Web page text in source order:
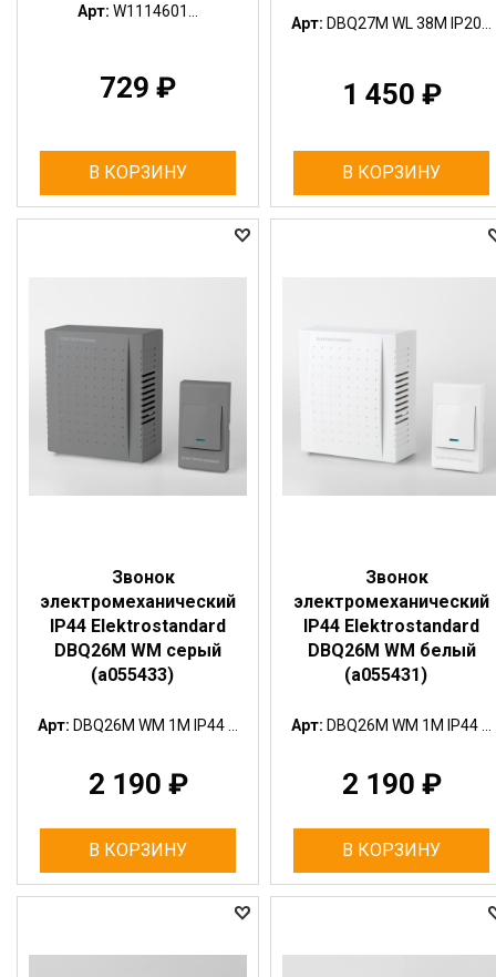
Арт: W1114601...
729 ₽
В КОРЗИНУ
Арт: DBQ27M WL 38M IP20...
1 450 ₽
В КОРЗИНУ
Звонок
электромеханический
IP44 Elektrostandard
DBQ26M WM серый
(a055433)
Арт: DBQ26M WM 1M IP44 ...
2 190 ₽
В КОРЗИНУ
Звонок
электромеханический
IP44 Elektrostandard
DBQ26M WM белый
(a055431)
Арт: DBQ26M WM 1M IP44 ...
2 190 ₽
В КОРЗИНУ